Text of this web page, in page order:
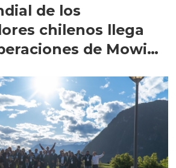
de los
chilenos llega
de Mowi